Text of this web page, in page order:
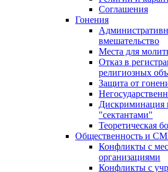
Соглашения
Гонения
вмешательство
Места для
Отказ в
религиозных
Защита от
Дискриминация
"сектантами"
Теоретическая
Общественность и
Конфликты с
организациями
Конфликты с